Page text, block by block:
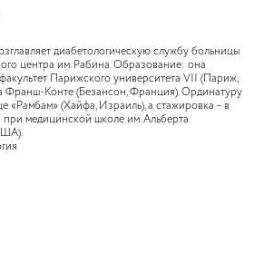
диабетологическую службу больницы
центра им. Рабина. Образование: она
Парижского университета VII (Париж,
Франш-Конте (Безансон, Франция). Ординатуру
«Рамбам» (Хайфа, Израиль), а стажировка – в
медицинской школе им. Альберта